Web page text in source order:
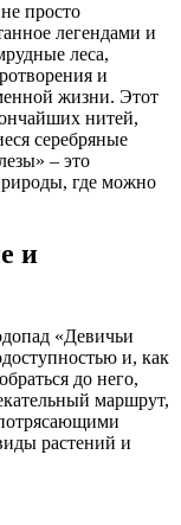
легендами и
леса,
и
жизни. Этот
нитей,
серебряные
– это
где можно
и
«Девичьи
и, как
до него,
маршрут,
растений и